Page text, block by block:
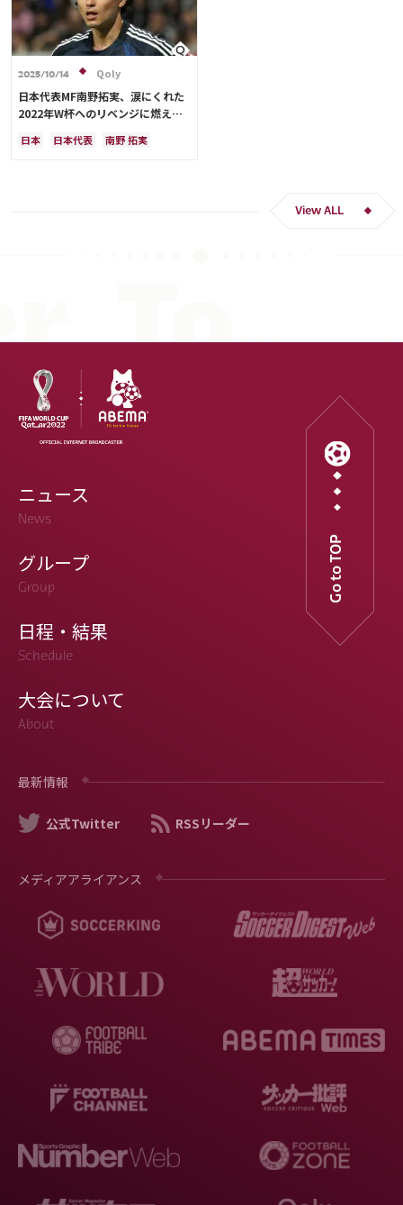
2025/10/14 Qoly
日本代表MF南野拓実、涙にくれた
2022年W杯へのリベンジに燃える
ー人生をかけた戦い」
日本 日本代表
南野 拓実
View ALL
ニュース
News
グループ
Group
日程・結果
Schedule
大会について
About
最新情報
公式Twitter RSSリーダー
メディアアライアンス
Go to TOP